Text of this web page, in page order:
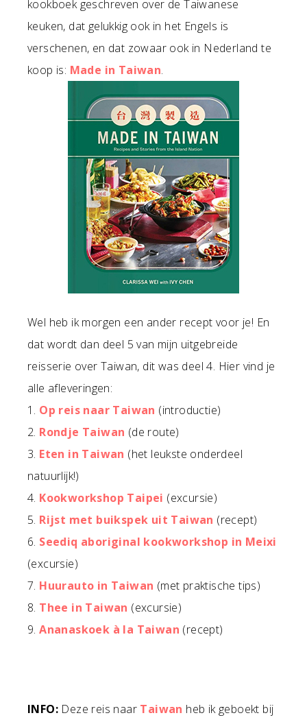
kookboek geschreven over de Taiwanese
keuken, dat gelukkig ook in het Engels is
verschenen, en dat zowaar ook in Nederland te
koop is: Made in Taiwan.
Wel heb ik morgen een ander recept voor je! En
dat wordt dan deel 5 van mijn uitgebreide
reisserie over Taiwan, dit was deel 4. Hier vind je
alle afleveringen:
1. Op reis naar Taiwan (introductie)
2. Rondje Taiwan (de route)
3. Eten in Taiwan (het leukste onderdeel
natuurlijk!)
4. Kookworkshop Taipei (excursie)
5. Rijst met buikspek uit Taiwan (recept)
6. Seediq aboriginal kookworkshop in Meixi
(excursie)
7. Huurauto in Taiwan (met praktische tips)
8. Thee in Taiwan (excursie)
9.Ananaskoek à la Taiwan (recept)
INFO: Deze reis naar Taiwan heb ik geboekt bij